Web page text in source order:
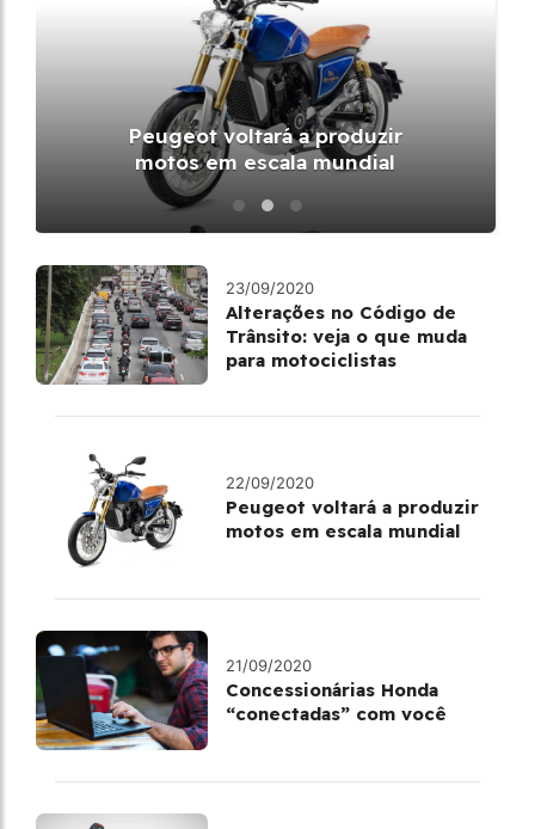
Peugeot voltará a produzir
motos em escala mundial
23/09/2020
Alterações no Código de
Trânsito: veja o que muda
para motociclistas
22/09/2020
Peugeot voltará a produzir
motos em escala mundial
21/09/2020
Concessionárias Honda
“conectadas” com você